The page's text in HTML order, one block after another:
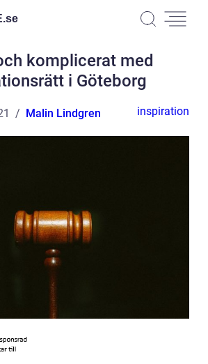
se
komplicerat med
i Göteborg
Malin Lindgren inspiration